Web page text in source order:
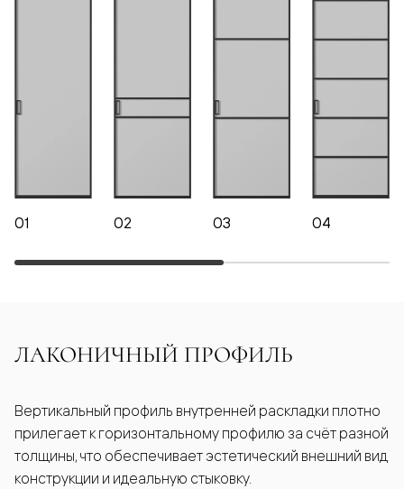
01 02 03 04
ЛАКОНИЧНЫЙ ПРОФИЛЬ
Вертикальный профиль внутренней раскладки плотно
прилегает к горизонтальному профилю за счёт разной
толщины, что обеспечивает эстетический внешний вид
конструкции и идеальную стыковку.